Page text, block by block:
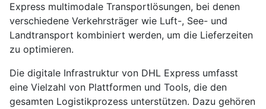
Express multimodale Transportlösungen, bei denen
verschiedene Verkehrsträger wie Luft-, See- und
Landtransport kombiniert werden, um die Lieferzeiten
zu optimieren.
Die digitale Infrastruktur von DHL Express umfasst
eine Vielzahl von Plattformen und Tools, die den
gesamten Logistikprozess unterstützen. Dazu gehören